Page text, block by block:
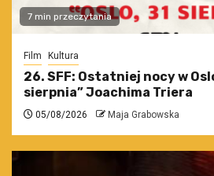
7 min przeczytania
Film Kultura
26. SFF: Ostatniej nocy w
sierpnia” Joachima Triera
05/08/2026 Maja Grabowska